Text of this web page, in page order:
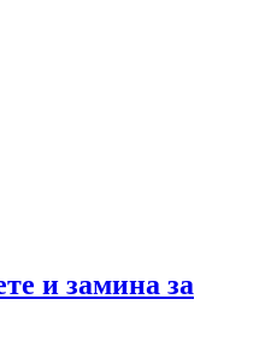
и замина за